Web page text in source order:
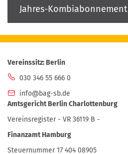
Jahres-Kombiabonnement
Vereinssitz: Berlin
030 346 55 666 0
info@bag-sb.de
Amtsgericht Berlin Charlottenburg
Vereinsregister - VR 36119 B -
Finanzamt Hamburg
Steuernummer 17 404 08905